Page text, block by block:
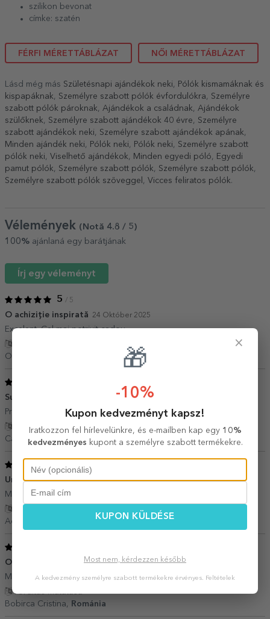
szilikon bevonat
címke: szatén
FÉRFI MÉRETTÁBLÁZAT NŐI MÉRETTÁBLÁZAT
Lásd még más Születésnapi ajándékok neki, Pólók kismamáknak és
kispapáknak, Személyre szabott pólók évfordulókra, Személyre
szabott pólók pároknak, Ajándékok a családnak, Ajándékok
szülőknek, Személyre szabott ajándékok 40 évre, Személyre
szabott ajándékok neki, Személyre szabott ajándékok apának,
Minden ajándék neki, Pólók neki, Pólók neki, Személyre szabott
pólók neki, Viselhető ajándékok, Minden egyedi póló, Egyedi
pamut pólók, Személyre szabott pólók, Személyre szabott pólók,
Személyre szabott pólók szöveggel , Vicces feliratos pólók.
Vélemények (Notă 4.8 / 5 )
100% ajánlaná egy barátjának
Írj egy véleményt
5 / 5
O achiziție inspirată 24 Október 2025
Excelent. Cel mai potrivit cadou.
Oana,
Super
Produs de calitate, exact asa cum am comandat.
Fordítás mutatása
Cartoafa Lavinia Mad,Románia
/ 5
Un cadou perfect 25 Május 2025
Marin ea potrivită, material de calitate
Adriana,
O achiziție bună 21 Január 2025
Material de calitate ,mărime potrivită.
Fordítás mutatása
Bobirca Cristina,
Románia
×
🎁
-10%
Kupon kedvezményt kapsz!
Iratkozzon fel hírlevelünkre, és e-mailben kap egy 10%
kedvezményes kupont a személyre szabott termékekre.
KUPON KÜLDÉSE
Most nem, kérdezzen később
A kedvezmény személyre szabott termékekre érvényes. Feltételek